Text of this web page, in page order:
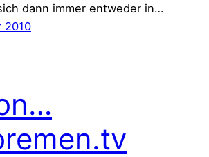
dann immer entweder in…
2010